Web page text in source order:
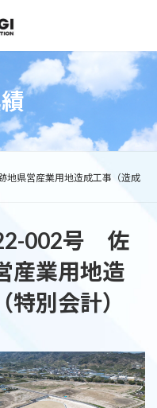
県営産業用地造成工事（造成
002号 佐
産業用地造
別会計）